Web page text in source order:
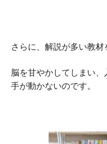
さらに、解説が多い教材
脳を甘やかしてしまい、
手が動かないのです。